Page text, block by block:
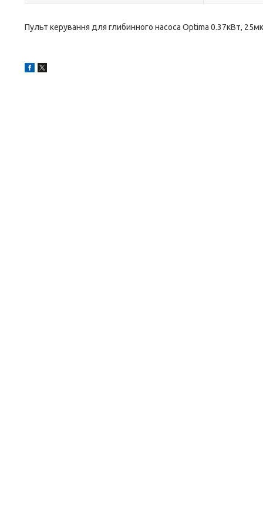
Пульт керування для глибинного насоса Optima 0.37кВт,